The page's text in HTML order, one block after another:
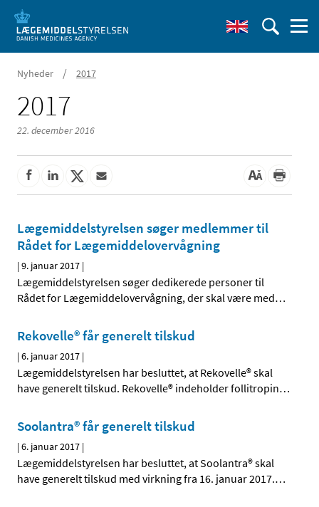
Nyheder / 2017
2017
22. december 2016
Lægemiddelstyrelsen søger medlemmer til
Rådet for Lægemiddelovervågning
|9. januar 2017 |
Lægemiddelstyrelsen søger dedikerede personer til
Rådet for Lægemiddelovervågning, der skal være med…
Rekovelle® får generelt tilskud
|6. januar 2017 |
Lægemiddelstyrelsen har besluttet, at Rekovelle® skal
have generelt tilskud. Rekovelle® indeholder follitropin…
Soolantra® får generelt tilskud
|6. januar 2017 |
Lægemiddelstyrelsen har besluttet, at Soolantra® skal
have generelt tilskud med virkning fra 16. januar 2017.…